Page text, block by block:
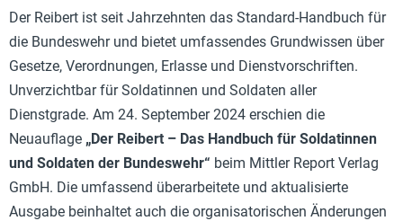
Der Reibert ist seit Jahrzehnten das Standard-Handbuch für
die Bundeswehr und bietet umfassendes Grundwissen über
Gesetze, Verordnungen, Erlasse und Dienstvorschriften.
Unverzichtbar für Soldatinnen und Soldaten aller
Dienstgrade. Am 24. September 2024 erschien die
Neuauflage „Der Reibert – Das Handbuch für Soldatinnen
und Soldaten der Bundeswehr“ beim Mittler Report Verlag
GmbH. Die umfassend überarbeitete und aktualisierte
Ausgabe beinhaltet auch die organisatorischen Änderungen